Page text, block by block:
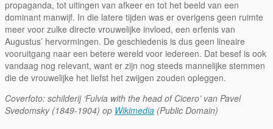
propaganda, tot uitingen van afkeer en tot het beeld van een
dominant manwijf. In die latere tijden was er overigens geen ruimte
meer voor zulke directe vrouwelijke invloed, een erfenis van
Augustus’ hervormingen. De geschiedenis is dus geen lineaire
vooruitgang naar een betere wereld voor iedereen. Dat besef is ook
vandaag nog relevant, want er zijn nog steeds mannelijke stemmen
die de vrouwelijke het liefst het zwijgen zouden opleggen.
Coverfoto: schilderij ‘Fulvia with the head of Cicero’ van Pavel
Svedomsky (1849-1904) op Wikimedia (Public Domain)